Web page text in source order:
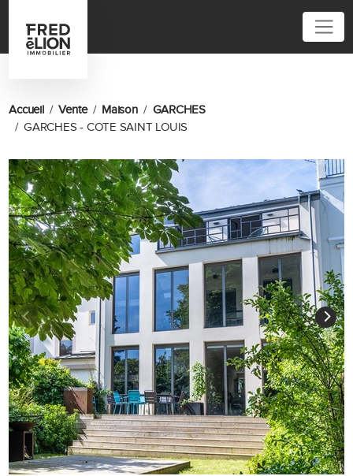
Accueil Vente Maison
GARCHES
GARCHES - COTE SAINT LOUIS